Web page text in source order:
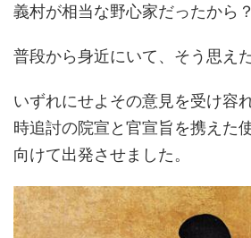
義村が相当な野心家だったから？
普段から身近にいて、そう思え
いずれにせよその意見を受け容
時追討の院宣と官宣旨を携えた
向けて出発させました。